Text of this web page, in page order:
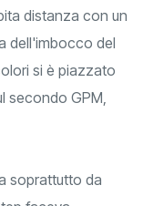
distanza con un
dell'imbocco del
si è piazzato
secondo GPM,
soprattutto da